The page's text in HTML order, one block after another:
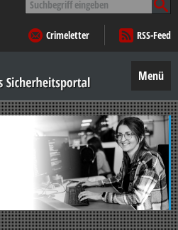
nach:
Crimeletter
RSS-Feed
Menü